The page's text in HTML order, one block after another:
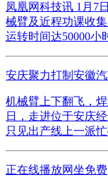
凤凰网科技讯 1月7
械臂及近程功课收
运转时间达50000小
安庆聚力打制安徽
机械臂上下翻飞，
日，走进位于安庆
只见出产线上一派
正在线播放网坐免费